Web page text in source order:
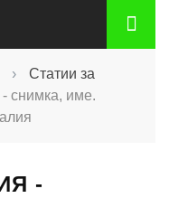
›
Статии за
снимка, име.
-